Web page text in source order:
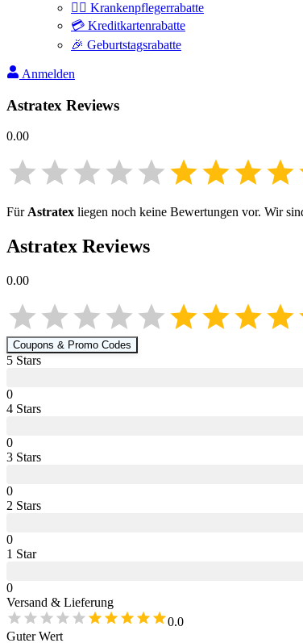
👩‍⚕️ Krankenpflegerrabatte
💳 Kreditkartenrabatte
🎉 Geburtstagsrabatte
Anmelden
Astratex Reviews
0.00
FürAstratex liegen noch keine Bewertungen vor. Wir
Astratex Reviews
0.00
Coupons & Promo Codes
5 Stars
0
4 Stars
0
3 Stars
0
2 Stars
0
1 Star
0
Versand & Lieferung
0.0
Guter Wert